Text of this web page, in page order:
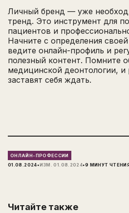
Личный бренд — уже
тренд. Это инструмент для
пациентов и
Начните с определения
ведите онлайн-профиль и
полезный контент. Помните
медицинской деонтологии, и
заставят себя ждать.
ОНЛАЙН-ПРОФЕССИИ
01.08.2024·ИЗМ.01.08.2024·9 МИНУТ
Читайте также